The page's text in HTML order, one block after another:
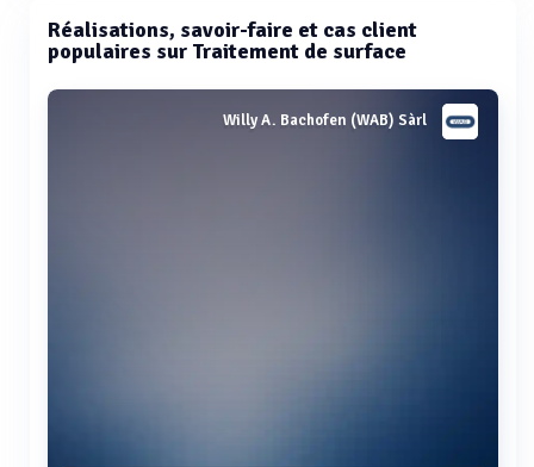
Réalisations, savoir-faire et cas client
populaires sur Traitement de surface
Willy A. Bachofen (WAB) Sàrl